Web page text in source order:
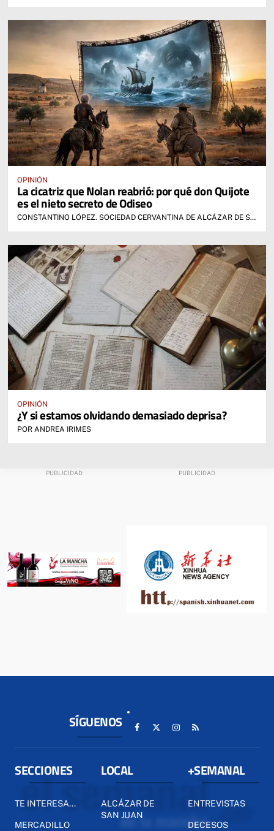
OPINIÓN
La cicatriz que Nolan reabrió: por qué don Quijote
es el nieto secreto de Odiseo
CONSTANTINO LÓPEZ. SOCIEDAD CERVANTINA DE ALCÁZAR DE SAN JUAN
OPINIÓN
¿Y si estamos olvidando demasiado deprisa?
POR ANDREA IRIMES
SÍGUENOS
SECCIONES
TE INTERESA...
MERCADILLO
LOCAL
ALCÁZAR DE
SAN JUAN
+SEMANAL
ENTREVISTAS
DECESOS